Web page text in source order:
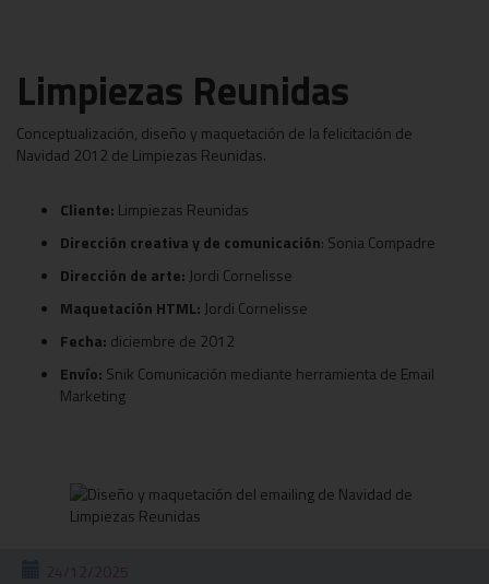
Limpiezas Reunidas
Conceptualización, diseño y maquetación de la felicitación de
Navidad 2012 de Limpiezas Reunidas.
Cliente: Limpiezas Reunidas
Dirección creativa y de comunicación: Sonia Compadre
Dirección de arte: Jordi Cornelisse
Maquetación HTML: Jordi Cornelisse
Fecha: diciembre de 2012
Envío: Snik Comunicación mediante herramienta de Email
Marketing
24/12/2025